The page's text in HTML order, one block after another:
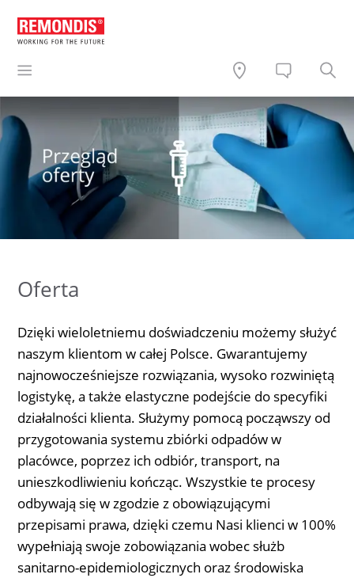
Oferta
Dzięki wieloletniemu doświadczeniu możemy służyć
naszym klientom w całej Polsce. Gwarantujemy
najnowocześniejsze rozwiązania, wysoko rozwiniętą
logistykę, a także elastyczne podejście do specyfiki
działalności klienta. Służymy pomocą począwszy od
przygotowania systemu zbiórki odpadów w
placówce, poprzez ich odbiór, transport, na
unieszkodliwieniu kończąc. Wszystkie te procesy
odbywają się w zgodzie z obowiązującymi
przepisami prawa, dzięki czemu Nasi klienci w 100%
wypełniają swoje zobowiązania wobec służb
sanitarno-epidemiologicznych oraz środowiska